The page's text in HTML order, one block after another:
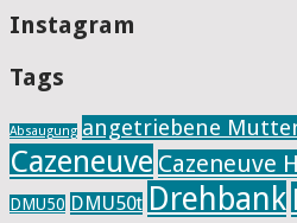
Instagram
Tags
Absaugung angetriebene
Cazeneuve Cazeneuve
DMU50 DMU50t Drehbank